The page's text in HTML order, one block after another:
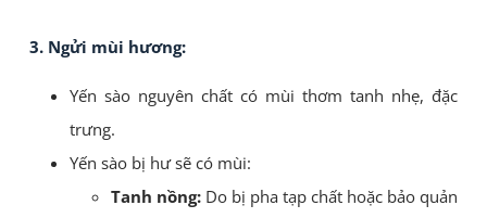
3. Ngửi mùi hương:
Yến sào nguyên chất có mùi thơm tanh nhẹ, đặc
trưng.
Yến sào bị hư sẽ có mùi:
Tanh nồng:Do bị pha tạp chất hoặc bảo quản